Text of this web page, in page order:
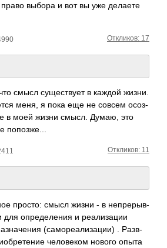
выбора и вот вы уже делаете
Откликов: 17
смысл суще­ствует в каждой жизни.
меня, я пока еще не совсем осоз­
в моей жизни смысл. Думаю, это
попо­зже...
Откликов: 11
просто: смысл жизни - в непр­ерыв­
для опре­деле­ния и реал­изации
(сам­ореа­лиза­ции) . Разв­
чело­веком нового опыта